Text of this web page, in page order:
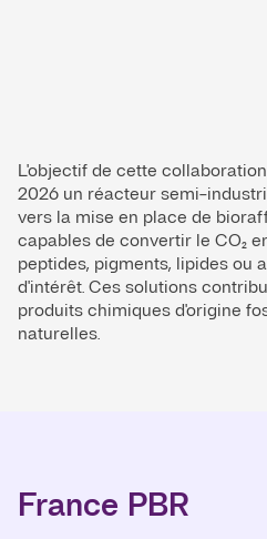
L'objectif de cette
2026 un réacteur semi-
vers la mise en place de
capables de convertir le CO₂
peptides, pigments, lipides ou
d'intérêt. Ces solutions
produits chimiques d'origine
naturelles.
France PBR